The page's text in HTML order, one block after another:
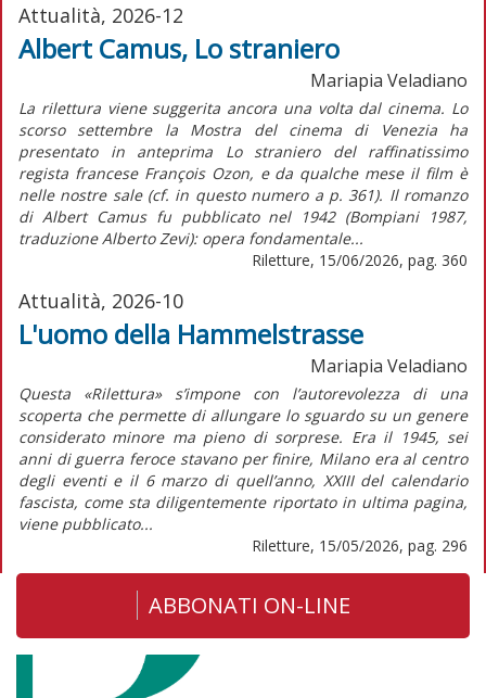
Attualità, 2026-12
Albert Camus, Lo straniero
Mariapia Veladiano
La rilettura viene suggerita ancora una volta dal cinema. Lo
scorso settembre la Mostra del cinema di Venezia ha
presentato in anteprima Lo straniero del raffinatissimo
regista francese François Ozon, e da qualche mese il film è
nelle nostre sale (cf. in questo numero a p. 361). Il romanzo
di Albert Camus fu pubblicato nel 1942 (Bompiani 1987,
traduzione Alberto Zevi): opera fondamentale...
Riletture, 15/06/2026, pag. 360
Attualità, 2026-10
L'uomo della Hammelstrasse
Mariapia Veladiano
Questa «Rilettura» s’impone con l’autorevolezza di una
scoperta che permette di allungare lo sguardo su un genere
considerato minore ma pieno di sorprese. Era il 1945, sei
anni di guerra feroce stavano per finire, Milano era al centro
degli eventi e il 6 marzo di quell’anno, XXIII del calendario
fascista, come sta diligentemente riportato in ultima pagina,
viene pubblicato...
Riletture, 15/05/2026, pag. 296
ABBONATI ON-LINE